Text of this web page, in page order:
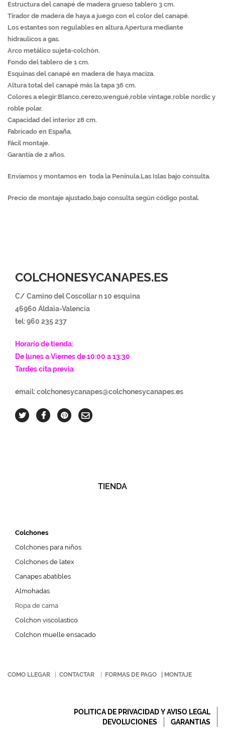
Estructura del canapé de madera grueso tablero 3 cm.
Tirador de madera de haya a juego con el color del canapé.
Los estantes son regulables en altura.Apertura mediante
hidraulicos a gas.
Arco metálico sujeta-colchón.
Fondo del tablero de 1 cm.
Esquinas del canapé en madera de haya maciza.
Altura total del canapé más la tapa 36 cm.
Colores a elegir:Blanco,cerezo,wengué,roble vintage,roble nordic y
roble polar.
Capacidad del interior 28 cm.
Fabricado en España.
Fácil montaje.
Garantía de 2 años.
Enviamos y montamos en toda la Penínula.Las Islas bajo consulta.
Precio de montaje ajustado,bajo consulta según código postal.
COLCHONESYCANAPES.ES
C/ Camino del Coscollar n 10 esquina
46960 Aldaia-Valencia
tel: 960 235 237
Horario de tienda:
De lunes a Viernes de 10:00 a 13:30
Tardes cita previa
email: colchonesycanapes@colchonesycanapes.es
TIENDA
Colchones
Colchones para niños
Colchones de latex
Canapes abatibles
Almohadas
Ropa de cama
Colchon viscolastico
Colchon muelle ensacado
COMO LLEGAR CONTACTAR FORMAS DE PAGO MONTAJE
POLITICA DE PRIVACIDAD Y AVISO LEGAL
DEVOLUCIONES
GARANTIAS